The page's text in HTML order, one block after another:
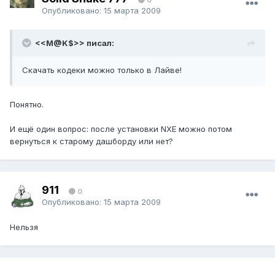
Опубликовано: 15 марта 2009
<<M@K$>> писал:
Cкачать кодеки можно только в Лайве!
Понятно.
И ещё один вопрос: после установки NXE можно потом
вернуться к старому дашборду или нет?
911 0
Опубликовано: 15 марта 2009
Нельзя